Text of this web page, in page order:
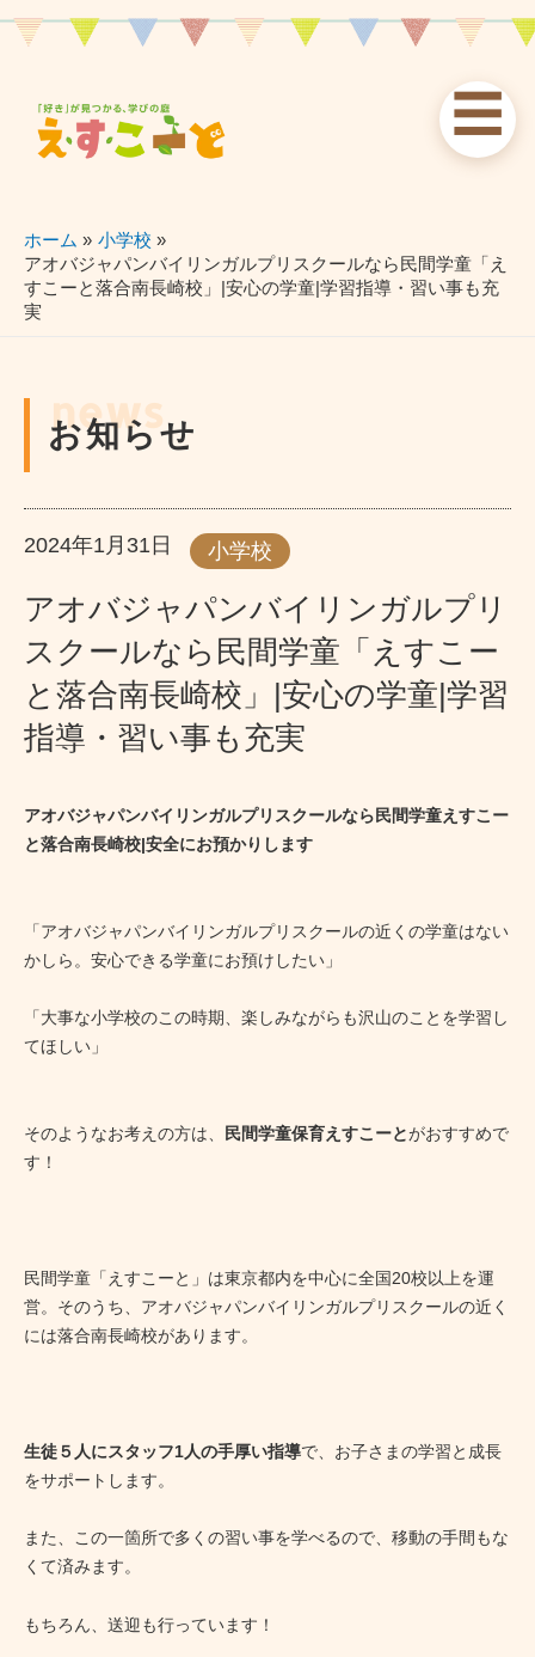
☰
お知らせ
news
えすこーと 各校案内
schools
ホーム
小学校
アオバジャパンバイリンガルプリスクールなら民間学童「え
すこーと落合南長崎校」|安心の学童|学習指導・習い事も充
実
news
お知らせ
2024年1月31日 小学校
アオバジャパンバイリンガルプリ
スクールなら民間学童「えすこー
と落合南長崎校」|安心の学童|学習
指導・習い事も充実
アオバジャパンバイリンガルプリスクールなら民間学童えすこー
と落合南長崎校|安全にお預かりします
「アオバジャパンバイリンガルプリスクールの近くの学童はない
かしら。安心できる学童にお預けしたい」
「大事な小学校のこの時期、楽しみながらも沢山のことを学習し
てほしい」
そのようなお考えの方は、 民間学童保育えすこーとがおすすめで
す！
民間学童「えすこーと」は東京都内を中心に全国20校以上を運
営。そのうち、アオバジャパンバイリンガルプリスクールの近く
には落合南長崎校があります。
生徒５人にスタッフ1人の手厚い指導で、お子さまの学習と成長
をサポートします。
また、この一箇所で多くの習い事を学べるので、移動の手間もな
くて済みます。
もちろん、送迎も行っています！